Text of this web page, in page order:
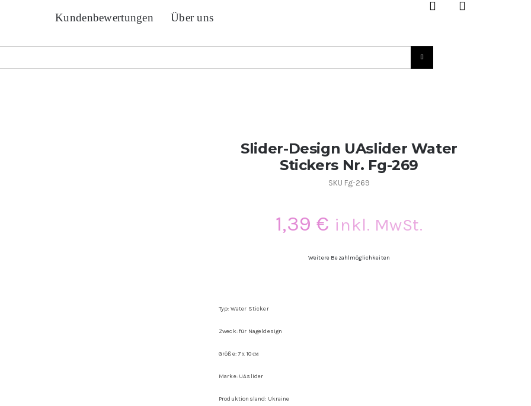
Kundenbewertungen
Über uns
Slider-Design UAslider Water
Stickers Nr. Fg-269
SKU Fg-269
1,39€ inkl. MwSt.
Weitere Bezahlmöglichkeiten
Typ: Water Sticker
Zweck: für Nageldesign
Größe: 7 х 10 см
Marke: UAslider
Produktionsland: Ukraine